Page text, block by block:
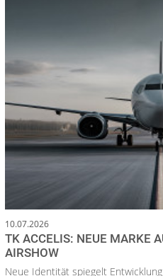
10.07.2026
TK ACCELIS: NEUE MARKE
AIRSHOW
Neue Identität spiegelt